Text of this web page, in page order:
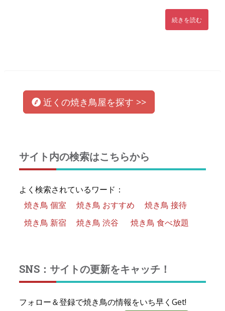
続きを読む
近くの焼き鳥屋を探す >>
サイト内の検索はこちらから
よく検索されているワード：
焼き鳥 個室
焼き鳥 おすすめ
焼き鳥 接待
焼き鳥 新宿
焼き鳥 渋谷 焼き鳥 食べ放題
SNS：サイトの更新をキャッチ！
フォロー＆登録で焼き鳥の情報をいち早くGet!